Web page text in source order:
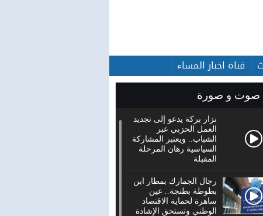
قناة اخبار المساء
صوت و صورة
نزار بركة يدعو إلى تجديد
العمل الحزبي عبر
الشباب.. ويعتبر المشاركة
السياسية رهان المرحلة
المقبلة
رجال الجمارك بمطار ابن
بطوطة بطنجة.. عين
ساهرة لحماية الاقتصاد
الوطني وتستحق الإشادة